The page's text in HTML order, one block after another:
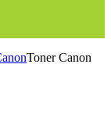
Toner Canon